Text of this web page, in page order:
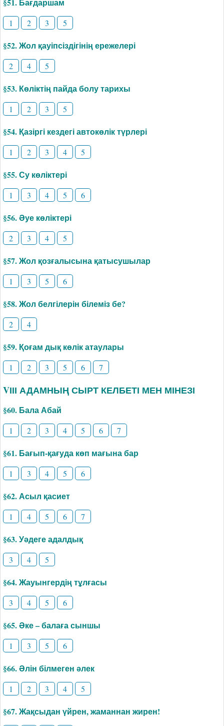
§51. Бағдаршам
1 2 3 5
§52. Жол қауіпсіздігінің ережелері
2 4 5
§53. Көліктің пайда болу тарихы
1 2 3 5
§54. Қазіргі кездегі автокөлік түрлері
1 2 3 4 5
§55. Су көліктері
1 3 4 5 6
§56. Әуе көліктері
2 3 4 5
§57. Жол қозғалысына қатысушылар
1 3 5 6
§58. Жол белгілерін білеміз бе?
2 4
§59. Қоғам дық көлік атаулары
1 2 3 5 6 7
VІІІ АДАМНЫҢ СЫРТ КЕЛБЕТІ МЕН МІНЕЗІ
§60. Бала Абай
1 2 3 4 5 6 7
§61. Бағып-қағуда көп мағына бар
1 3 4 5 6
§62. Асыл қасиет
1 4 5 6 7
§63. Уәдеге адалдық
3 4 5
§64. Жауынгердің тұлғасы
3 4 5 6
§65. Әке – балаға сыншы
1 3 5 6
§66. Әлін білмеген әлек
1 2 3 4 5
§67. Жақсыдан үйрен, жаманнан жирен!